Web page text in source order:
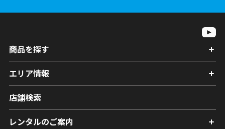
商品を探す
エリア情報
店舗検索
レンタルのご案内